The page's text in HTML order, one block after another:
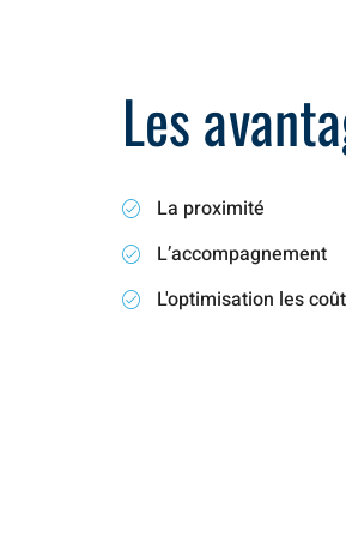
Les
La proximité
L’accompagnement
L'optimisation les